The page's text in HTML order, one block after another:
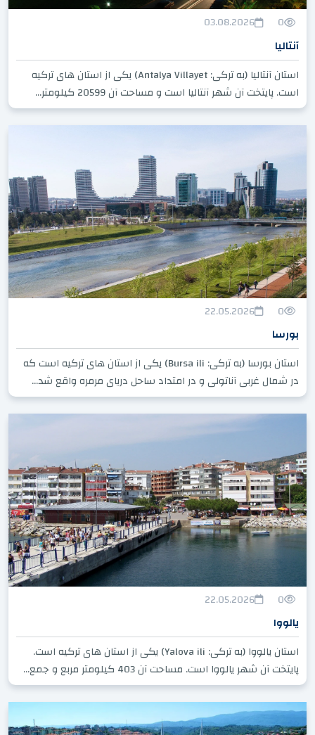
0
03.08.2026
آنتالیا
استان آنتالیا (به ترکی: Antalya Villayet) یکی از استان های ترکیه
است. پایتخت آن شهر آنتالیا است و مساحت آن 20599 کیلومتر...
0
22.05.2026
بورسا
استان بورسا (به ترکی: Bursa ili) یکی از استان های ترکیه است که
در شمال غربی آناتولی و در امتداد ساحل دریای مرمره واقع شد...
0
22.05.2026
یالووا
استان یالووا (به ترکی: Yalova ili) یکی از استان های ترکیه است.
پایتخت آن شهر یالووا است. مساحت آن 403 کیلومتر مربع و جمع...